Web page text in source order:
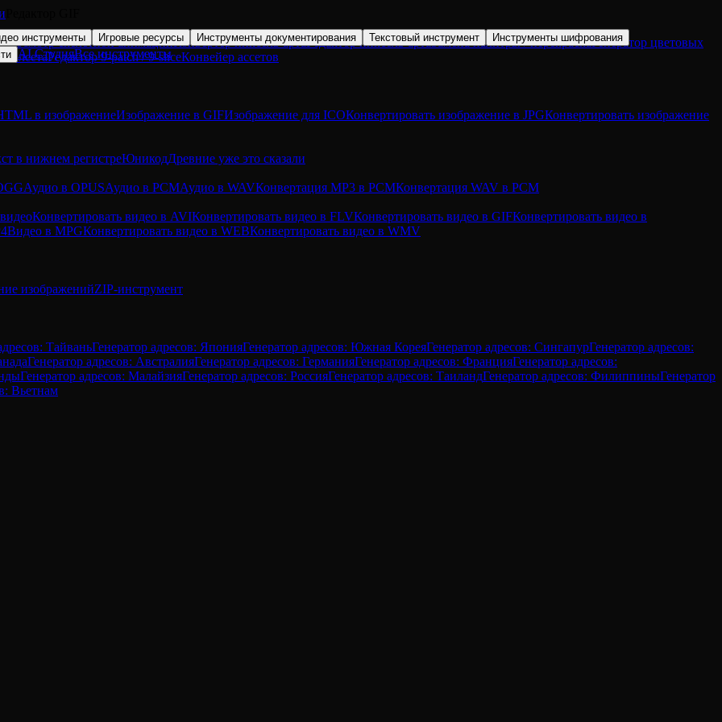
инструменты Игровые ресурсы Инструменты документирования Текстовый инструмент
Инструменты шифрования
AI СтудияВсе инструменты
Просмотр скелетной анимацииКонвертер пиксель-артаРедактор пиксель-артаЗамена палитры / перекраскаГенератор цветовых
Редактор 9-patch / 9-sliceКонвейер ассетов
в изображениеИзображение в GIFИзображение для ICOКонвертировать изображение в JPGКонвертировать изображение
в нижнем регистреЮникодДревние уже это сказали
Аудио в OPUSАудио в PCMАудио в WAVКонвертация MP3 в PCMКонвертация WAV в PCM
Конвертировать видео в AVIКонвертировать видео в FLVКонвертировать видео в GIFКонвертировать видео в
Видео в MPGКонвертировать видео в WEBКонвертировать видео в WMV
изображенийZIP-инструмент
ТайваньГенератор адресов: ЯпонияГенератор адресов: Южная КореяГенератор адресов: СингапурГенератор адресов:
Генератор адресов: АвстралияГенератор адресов: ГерманияГенератор адресов: ФранцияГенератор адресов:
Генератор адресов: МалайзияГенератор адресов: РоссияГенератор адресов: ТаиландГенератор адресов: ФилиппиныГенератор
Вьетнам